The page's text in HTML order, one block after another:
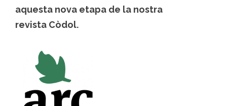
aquesta nova etapa de la nostra
revista Còdol.